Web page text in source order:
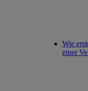
Wie
einer